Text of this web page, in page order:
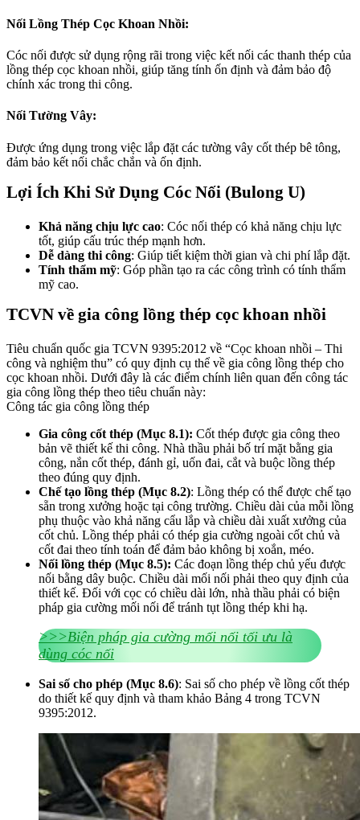
Nối Lồng Thép Cọc Khoan Nhồi:
Cóc nối được sử dụng rộng rãi trong việc kết nối các thanh thép của
lồng thép cọc khoan nhồi, giúp tăng tính ốn định và đảm bảo độ
chính xác trong thi công.
Nối Tường Vây:
Được ứng dụng trong việc lắp đặt các tường vây cốt thép bê tông,
đảm bảo kết nối chắc chắn và ốn định.
Lợi Ích Khi Sử Dụng Cóc Nối (Bulong U)
Khả năng chịu lực cao: Cóc nối thép có khả năng chịu lực
tốt, giúp cấu trúc thép mạnh hơn.
Dễ dàng thi công: Giúp tiết kiệm thời gian và chi phí lắp đặt.
Tính thẩm mỹ: Góp phần tạo ra các công trình có tính thẩm
mỹ cao.
TCVN về gia công lồng thép cọc khoan nhồi
Tiêu chuẩn quốc gia TCVN 9395:2012 về “Cọc khoan nhồi – Thi
công và nghiệm thu” có quy định cụ thể về gia công lồng thép cho
cọc khoan nhồi. Dưới đây là các điểm chính liên quan đến công tác
gia công lồng thép theo tiêu chuẩn này:
Công tác gia công lồng thép
Gia công cốt thép (Mục 8.1): Cốt thép được gia công theo
bản vẽ thiết kế thi công. Nhà thầu phải bố trí mặt bằng gia
công, nắn cốt thép, đánh gỉ, uốn đai, cắt và buộc lồng thép
theo đúng quy định.
Chế tạo lồng thép (Mục 8.2): Lồng thép có thể được chế tạo
sẵn trong xưởng hoặc tại công trường. Chiều dài của mỗi lồng
phụ thuộc vào khả năng cẩu lắp và chiều dài xuất xưởng của
cốt chủ. Lồng thép phải có thép gia cường ngoài cốt chủ và
cốt đai theo tính toán để đảm bảo không bị xoắn, méo.
Nối lồng thép (Mục 8.5): Các đoạn lồng thép chủ yếu được
nối bằng dây buộc. Chiều dài mối nối phải theo quy định của
thiết kế. Đối với cọc có chiều dài lớn, nhà thầu phải có biện
pháp gia cường mối nối để tránh tụt lồng thép khi hạ.
>>>Biện pháp gia cường mối nối tối ưu là
dùng cóc nối
Sai số cho phép (Mục 8.6): Sai số cho phép về lồng cốt thép
do thiết kế quy định và tham khảo Bảng 4 trong TCVN
9395:2012.